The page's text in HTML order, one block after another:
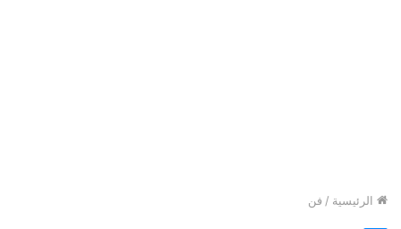
الرئيسية / فن